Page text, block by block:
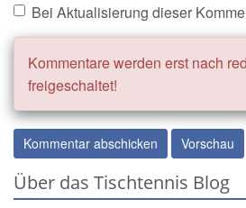
Bei Aktualisierung dieser
Kommentare werden erst nach
freigeschaltet!
Über das Tischtennis Blog